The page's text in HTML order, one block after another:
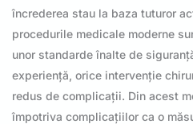
încrederea stau la baza tuturor
procedurile medicale moderne
unor standarde înalte de
experiență, orice intervenție
redus de complicații. Din acest
împotriva complicațiilor ca o